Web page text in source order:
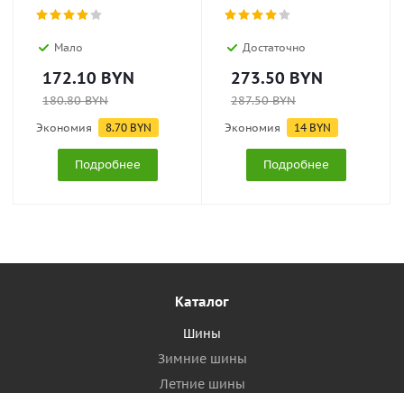
Мало
172.10 BYN
180.80BYN
Экономия 8.70 BYN
Подробнее
Достаточно
273.50 BYN
287.50BYN
Экономия 14 BYN
Подробнее
Каталог
Шины
Зимние шины
Летние шины